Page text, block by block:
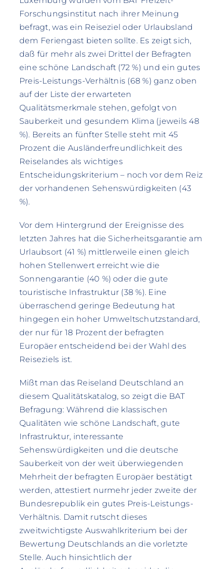
Forschungsinstitut nach ihrer Meinung
befragt, was ein Reiseziel oder Urlaubsland
dem Feriengast bieten sollte. Es zeigt sich,
daß für mehr als zwei Drittel der Befragten
eine schöne Landschaft (72 %) und ein gutes
Preis-Leistungs-Verhältnis (68 %) ganz oben
auf der Liste der erwarteten
Qualitätsmerkmale stehen, gefolgt von
Sauberkeit und gesundem Klima (jeweils 48
%). Bereits an fünfter Stelle steht mit 45
Prozent die Ausländerfreundlichkeit des
Reiselandes als wichtiges
Entscheidungskriterium – noch vor dem Reiz
der vorhandenen Sehenswürdigkeiten (43
%).
Vor dem Hintergrund der Ereignisse des
letzten Jahres hat die Sicherheitsgarantie am
Urlaubsort (41 %) mittlerweile einen gleich
hohen Stellenwert erreicht wie die
Sonnengarantie (40 %) oder die gute
touristische Infrastruktur (38 %). Eine
überraschend geringe Bedeutung hat
hingegen ein hoher Umweltschutzstandard,
der nur für 18 Prozent der befragten
Europäer entscheidend bei der Wahl des
Reiseziels ist.
Mißt man das Reiseland Deutschland an
diesem Qualitätskatalog, so zeigt die BAT
Befragung: Während die klassischen
Qualitäten wie schöne Landschaft, gute
Infrastruktur, interessante
Sehenswürdigkeiten und die deutsche
Sauberkeit von der weit überwiegenden
Mehrheit der befragten Europäer bestätigt
werden, attestiert nurmehr jeder zweite der
Bundesrepublik ein gutes Preis-Leistungs-
Verhältnis. Damit rutscht dieses
zweitwichtigste Auswahlkriterium bei der
Bewertung Deutschlands an die vorletzte
Stelle. Auch hinsichtlich der